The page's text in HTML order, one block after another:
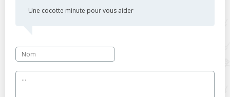
Une cocotte minute pour vous aider